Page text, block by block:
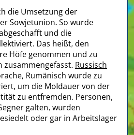
die Umsetzung der
Sowjetunion. So wurde
und die
Das heißt, den
Höfe genommen und zu
zusammengefasst. Russisch
Rumänisch wurde zu
um die Moldauer von der
zu entfremden. Personen,
galten, wurden
oder gar in Arbeitslager